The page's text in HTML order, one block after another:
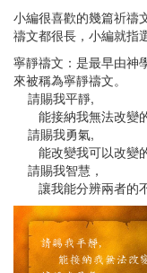
小編很喜歡的幾篇祈禱
禱文都很長，小編就指
寧靜禱文：是最早由神
來被稱為寧靜禱文。
請賜我平靜,
能接納我無法改變
請賜我勇氣,
能改變我可以改變
請賜我智慧，
讓我能分辨兩者的不